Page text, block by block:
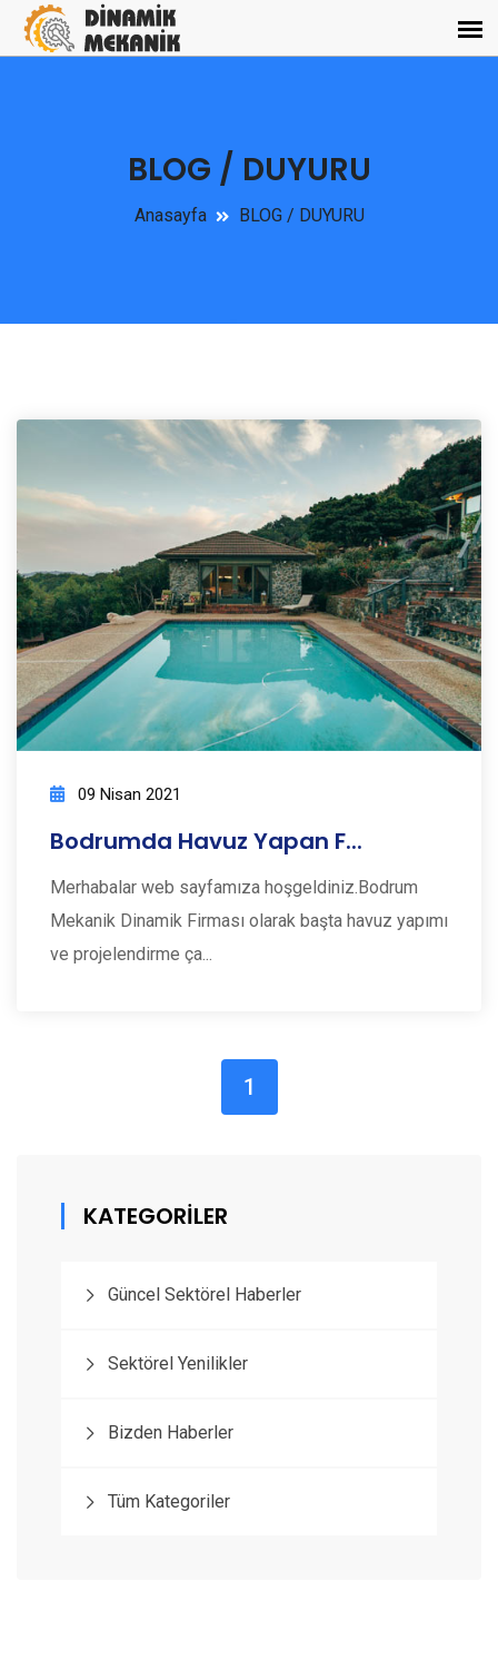
BLOG / DUYURU
Anasayfa BLOG / DUYURU
09 Nisan 2021
Bodrumda Havuz Yapan F...
Merhabalar web sayfamıza hoşgeldiniz.Bodrum
Mekanik Dinamik Firması olarak başta havuz yapımı
ve projelendirme ça...
1
KATEGORİLER
Güncel Sektörel Haberler
Sektörel Yenilikler
Bizden Haberler
Tüm Kategoriler